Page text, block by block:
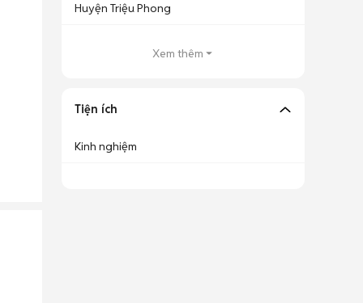
Huyện Triệu Phong
Xem thêm
Tiện ích
Kinh nghiệm